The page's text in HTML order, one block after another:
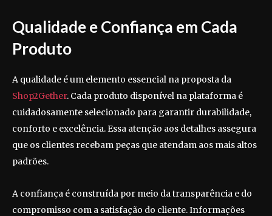
Qualidade e Confiança em Cada
Produto
A qualidade é um elemento essencial na proposta da
Shop2Gether. Cada produto disponível na plataforma é
cuidadosamente selecionado para garantir durabilidade,
conforto e excelência. Essa atenção aos detalhes assegura
que os clientes recebam peças que atendam aos mais altos
padrões.
A confiança é construída por meio da transparência e do
compromisso com a satisfação do cliente. Informações